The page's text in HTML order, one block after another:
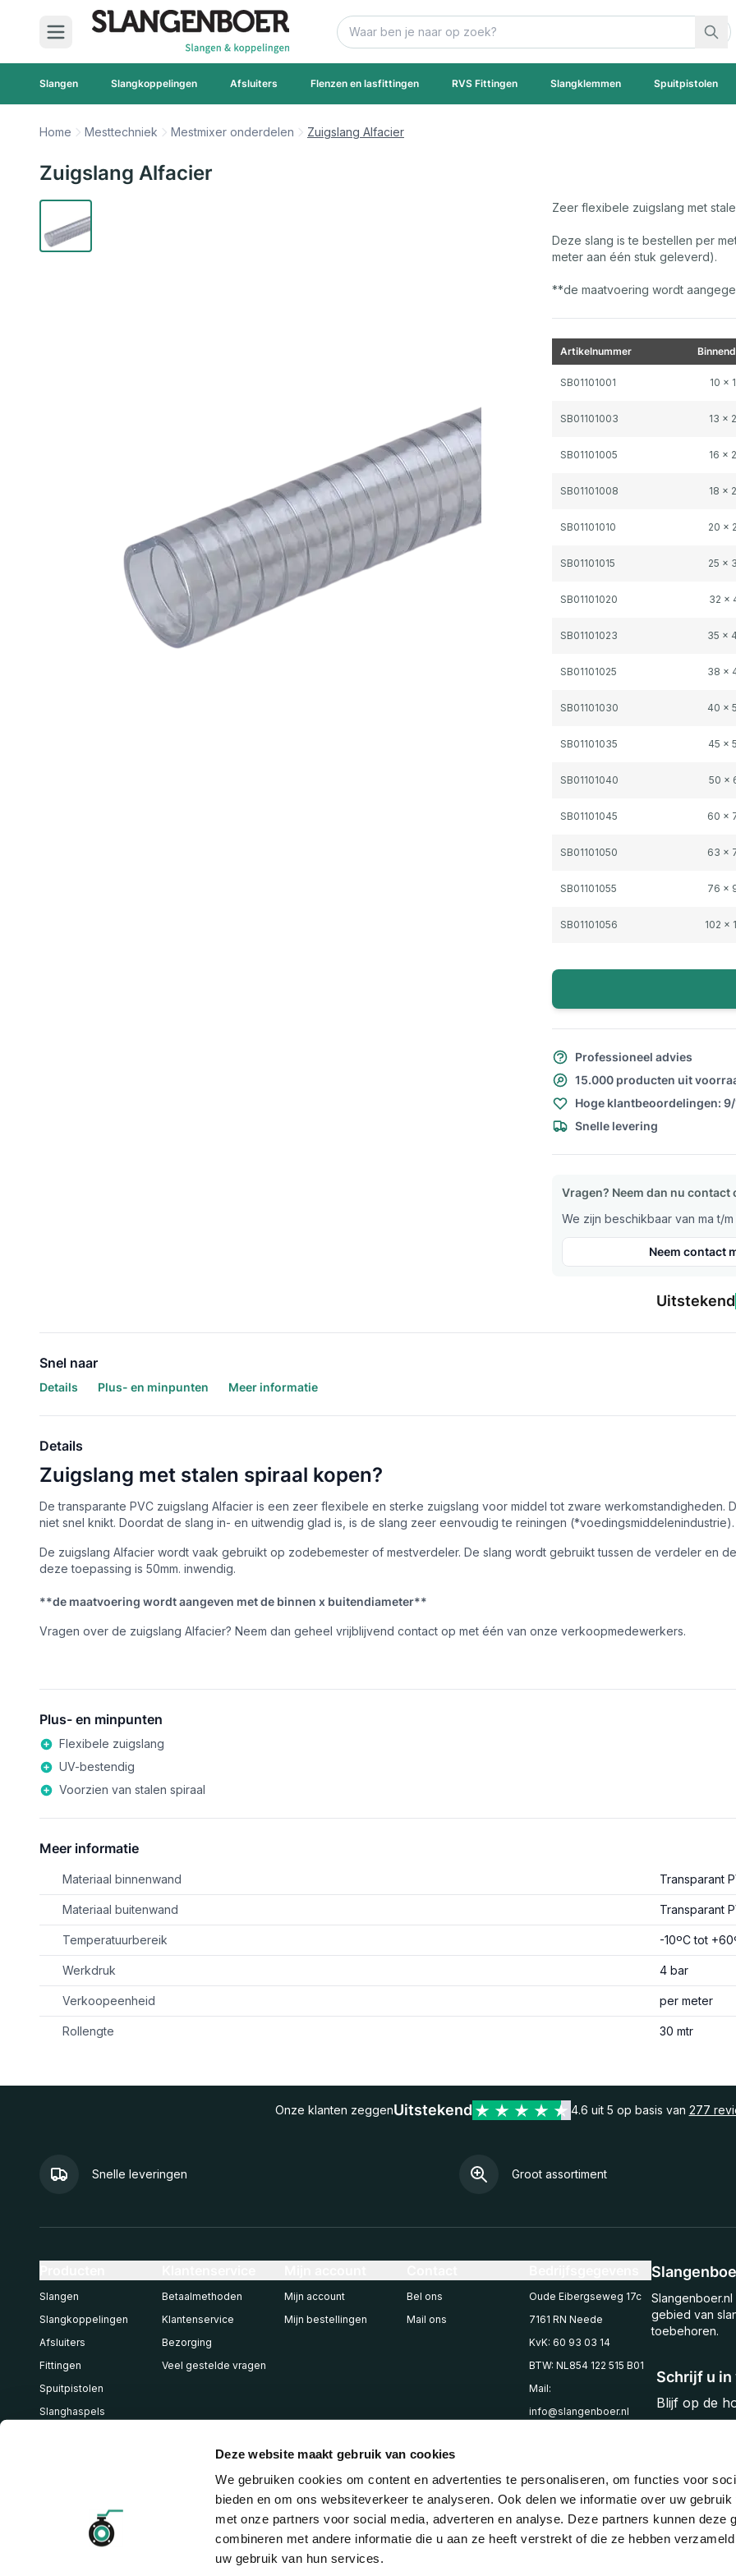
Deze website maakt gebruik van cookies
We gebruiken cookies om content en advertenties te personaliseren, om functies voor
bieden en om ons websiteverkeer te analyseren. Ook delen we informatie over uw
met onze partners voor social media, adverteren en analyse. Deze partners kunnen deze
combineren met andere informatie die u aan ze heeft verstrekt of die ze hebben
uw gebruik van hun services.
Ga naar de inhoud
Zoek
Slangen Slangkoppelingen Afsluiters Flenzen en lasfittingen RVS Fittingen Slangklemmen Spuitpistolen
Home Mesttechniek Mestmixer onderdelen Zuigslang Alfacier
Zuigslang Alfacier
Zeer flexibele zuigslang met
Deze slang is te bestellen per
meter aan één stuk geleverd).
**de maatvoering wordt
Artikelnummer
SB01101001 10 x
SB01101003 13 x
SB01101005 16 x
SB01101008 18 x
SB01101010 20 x
SB01101015 25 x
SB01101020 32 x
SB01101023 35 x
SB01101025 38 x
SB01101030 40 x
SB01101035 45 x
SB01101040 50 x
SB01101045 60 x
SB01101050 63 x
SB01101055 76 x
SB01101056 102 x
Professioneel advies
15.000 producten uit
Hoge klantbeoordelingen:
Snelle levering
Vragen? Neem dan nu contact
We zijn beschikbaar van ma t/
Neem contact
Uitstekend
Snel naar
Details Plus- en minpunten Meer informatie
Details
Zuigslang met stalen spiraal kopen?
De transparante PVC zuigslang Alfacier is een zeer flexibele en sterke zuigslang voor middel tot zware werkomstandigheden.
niet snel knikt. Doordat de slang in- en uitwendig glad is, is de slang zeer eenvoudig te reiningen (*voedingsmiddelenindustrie).
De zuigslang Alfacier wordt vaak gebruikt op zodebemester of mestverdeler. De slang wordt gebruikt tussen de verdeler en
deze toepassing is 50mm. inwendig.
**de maatvoering wordt aangeven met de binnen x buitendiameter**
Vragen over de zuigslang Alfacier? Neem dan geheel vrijblijvend contact op met één van onze verkoopmedewerkers.
Plus- en minpunten
Flexibele zuigslang
UV-bestendig
Voorzien van stalen spiraal
Meer informatie
Materiaal binnenwand Transparant
Materiaal buitenwand Transparant
Temperatuurbereik -10ºC tot
Werkdruk 4 bar
Verkoopeenheid per meter
Rollengte 30 mtr
Onze klanten zeggenUitstekend 4.6 uit 5 op basis van 277
Snelle leveringen Groot assortiment
Schrijf u
Blijf op de
gebied van
toebehoren.
Slangen
Slangkoppelingen
Afsluiters
Fittingen
Spuitpistolen
Slanghaspels
Betaalmethoden
Klantenservice
Bezorging
Veel gestelde vragen
Mijn account
Mijn bestellingen
Bel ons
Mail ons
Oude Eibergseweg 17c
7161 RN Neede
KvK: 60 93 03 14
BTW: NL854 122 515 B01
Mail:
info@slangenboer.nl